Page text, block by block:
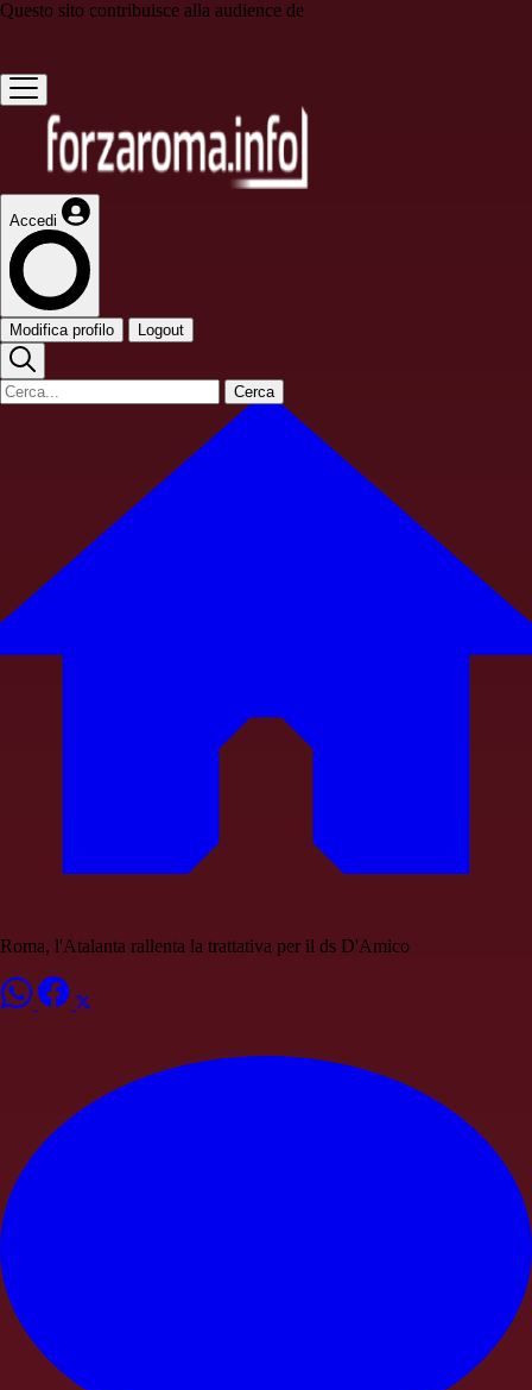
Questo sito contribuisce alla audience de
Accedi
Modifica profilo Logout
Cerca
Roma, l'Atalanta rallenta la trattativa per il ds D'Amico